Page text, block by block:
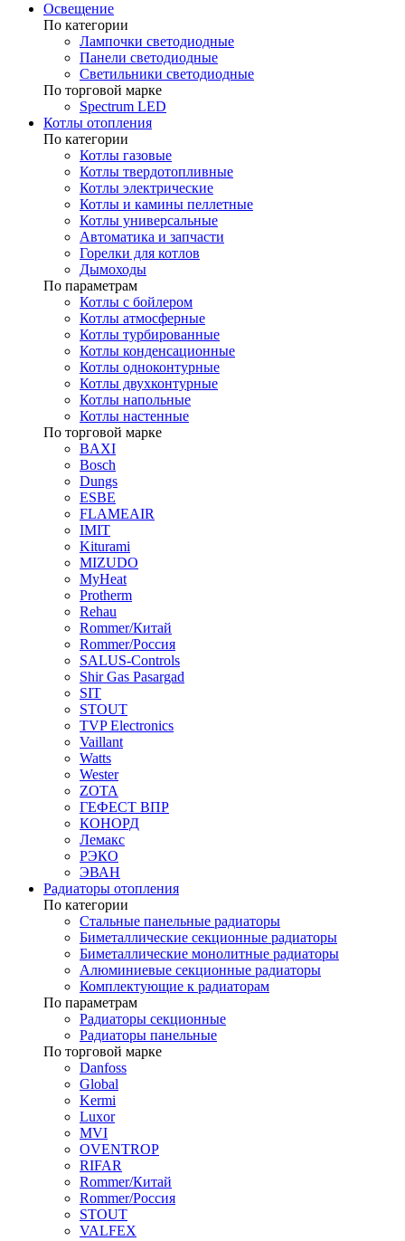
Освещение
По категории
Лампочки светодиодные
Панели светодиодные
Светильники светодиодные
По торговой марке
Spectrum LED
Котлы отопления
По категории
Котлы газовые
Котлы твердотопливные
Котлы электрические
Котлы и камины пеллетные
Котлы универсальные
Автоматика и запчасти
Горелки для котлов
Дымоходы
По параметрам
Котлы с бойлером
Котлы атмосферные
Котлы турбированные
Котлы конденсационные
Котлы одноконтурные
Котлы двухконтурные
Котлы напольные
Котлы настенные
По торговой марке
BAXI
Bosch
Dungs
ESBE
FLAMEAIR
IMIT
Kiturami
MIZUDO
MyHeat
Protherm
Rehau
Rommer/Китай
Rommer/Россия
SALUS-Controls
Shir Gas Pasargad
SIT
STOUT
TVP Electronics
Vaillant
Watts
Wester
ZOTA
ГЕФЕСТ ВПР
КОНОРД
Лемакс
РЭКО
ЭВАН
Радиаторы отопления
По категории
Стальные панельные радиаторы
Биметаллические секционные радиаторы
Биметаллические монолитные радиаторы
Алюминиевые секционные радиаторы
Комплектующие к радиаторам
По параметрам
Радиаторы секционные
Радиаторы панельные
По торговой марке
Danfoss
Global
Kermi
Luxor
MVI
OVENTROP
RIFAR​
Rommer/Китай
Rommer/Россия
STOUT
VALFEX